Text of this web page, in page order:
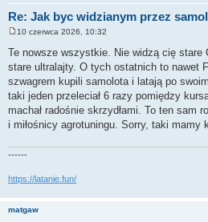
Re: Jak byc widzianym przez
o
s
t
10 czerwca 2026, 10:32
Te nowsze wszystkie. Nie widzą cię stare
stare ultralajty. O tych ostatnich to nawet
szwagrem kupili samolota i latają po
taki jeden przeleciał 6 razy pomiędzy
machał radośnie skrzydłami. To ten sam
i miłośnicy agrotuningu. Sorry, taki mamy
------
https://latanie.fun/
matgaw